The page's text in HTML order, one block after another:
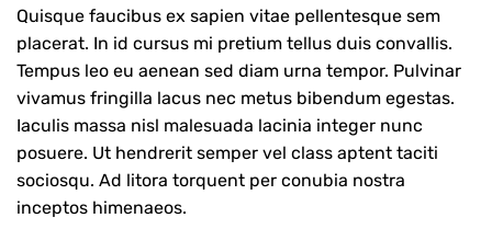
Quisque faucibus ex sapien vitae pellentesque sem
placerat. In id cursus mi pretium tellus duis convallis.
Tempus leo eu aenean sed diam urna tempor. Pulvinar
vivamus fringilla lacus nec metus bibendum egestas.
Iaculis massa nisl malesuada lacinia integer nunc
posuere. Ut hendrerit semper vel class aptent taciti
sociosqu. Ad litora torquent per conubia nostra
inceptos himenaeos.